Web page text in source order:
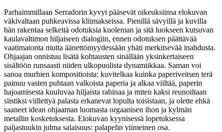
Parhaimmillaan Serradorin kyvyt pääsevät oikeuksiinsa elokuvan
väkivaltaan puhkeavissa kliimakseissa. Pienillä sävyillä ja kuvilla
hän rakentaa selkeitä odotuksia kuoleman ja sitä luokseen kutsuvan
kaulavaltimon hiljaiseen dialogiin, ennen odotuksen päättävää
vaatimatonta mutta äänettömyydessään yhäti merkitsevää inahdusta.
Ohjaajan onnistuu lisätä kohtausten sinällään yksinkertaiseen
sisältöön runsaasti niiden ulkopuolista dynamiikkaa. Saman voi
sanoa murhien kompositioista: kuvitelkaa kuinka paperiveitsen terä
painuu vasten puhtaan valkoista paperia ja alkaa viiltää, paperin
hajoamisesta kuuluvaa hiljaista rahinaa ja miten kaksi reunoiltaan
siistiksi viillettyä palasta erkanevat lopulta toisistaan, ja olette ehkä
saaneet idean ohjaaman luomasta orgaanisen ihon ja kylmän
metallin kosketuksesta. Elokuvan kyynisessä lopetuksessa
paljastuukin julma salaisuus: palapelin viimeinen osa.